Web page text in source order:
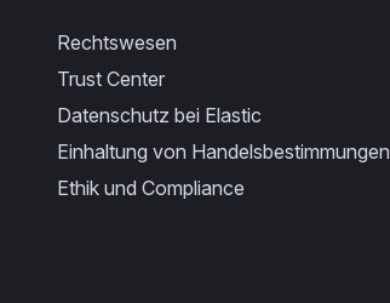
Rechtswesen
Trust Center
Datenschutz bei Elastic
Einhaltung von Handelsbestimmungen
Ethik und Compliance